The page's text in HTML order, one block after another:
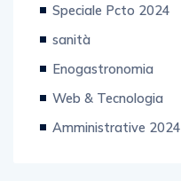
Speciale Pcto 2024
sanità
Enogastronomia
Web & Tecnologia
Amministrative 2024